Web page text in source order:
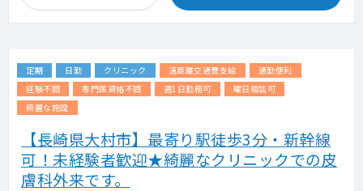
定期 日勤 クリニック 遠距離交通費支給
通勤便利
経験不問
専門医資格不問 週1日勤務可
曜日相談可
綺麗な施設
【長崎県大村市】最寄り駅徒歩3分・新幹線
可！未経験者歓迎★綺麗なクリニックでの皮
膚科外来です。